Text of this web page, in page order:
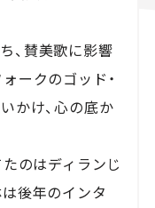
、賛美歌に影響
ークのゴッド・
かけ、心の底か
たのはディランじ
後年のインタ